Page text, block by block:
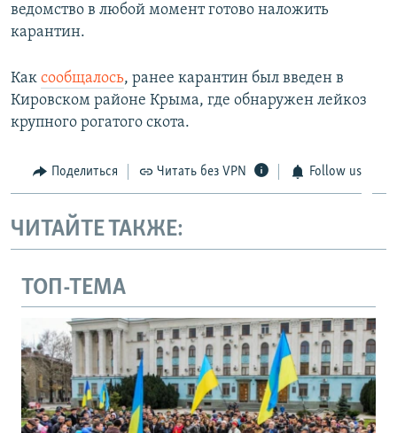
ведомство в любой момент готово наложить
карантин.
Как сообщалось, ранее карантин был введен в
Кировском районе Крыма, где обнаружен лейкоз
крупного рогатого скота.
Поделиться Читать без VPN Follow us
ЧИТАЙТЕ ТАКЖЕ:
ТОП-ТЕМА